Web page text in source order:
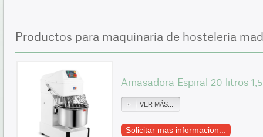
Productos para maquinaria de hosteleria
Amasadora Espiral 20 litros
VER MÁS...
Solicitar mas informacion...